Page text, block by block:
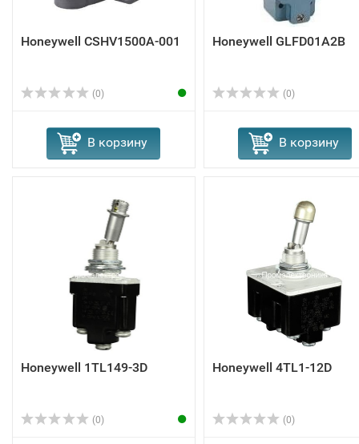
Honeywell CSHV1500A-001
(0)
В корзину
Honeywell GLFD01A2B
(0)
В корзину
Honeywell 1TL149-3D
(0)
Honeywell 4TL1-12D
(0)